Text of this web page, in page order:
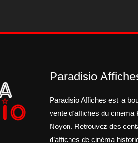
Paradisio
Paradisio Affiches est la
vente d’affiches du cinéma
Noyon. Retrouvez des
d’affiches de cinéma